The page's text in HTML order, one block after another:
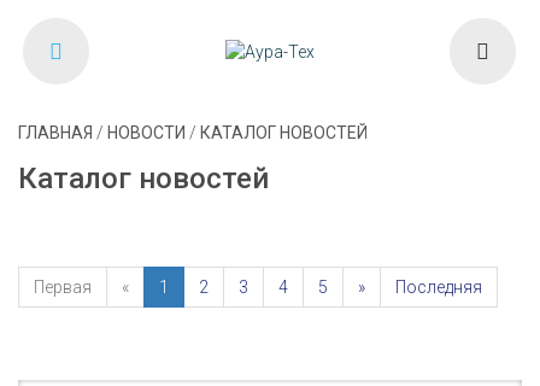
ГЛАВНАЯ / НОВОСТИ / КАТАЛОГ НОВОСТЕЙ
Каталог новостей
Первая « 1 2 3 4 5 » Последняя